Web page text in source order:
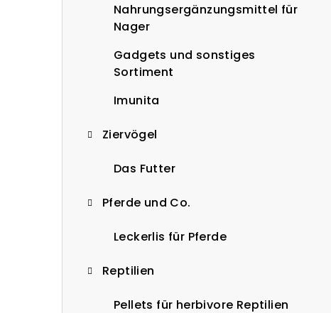
Nahrungsergänzungsmittel für
Nager
Gadgets und sonstiges
Sortiment
Imunita
Ziervögel
Das Futter
Pferde und Co.
Leckerlis für Pferde
Reptilien
Pellets für herbivore Reptilien